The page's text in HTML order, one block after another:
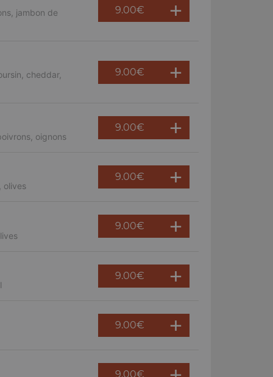
jambon de
9.00€
cheddar,
9.00€
oignons
9.00€
olives
9.00€
9.00€
9.00€
9.00€
9.00€